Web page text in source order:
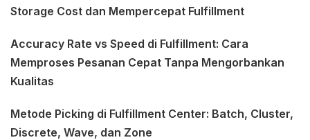
Storage Cost dan Mempercepat Fulfillment
Accuracy Rate vs Speed di Fulfillment: Cara
Memproses Pesanan Cepat Tanpa Mengorbankan
Kualitas
Metode Picking di Fulfillment Center: Batch, Cluster,
Discrete, Wave, dan Zone